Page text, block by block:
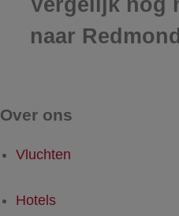
Vergelijk nog
naar Redmond
Over ons
Vluchten
Hotels